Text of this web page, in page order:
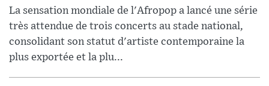
La sensation mondiale de l'Afropop a lancé une série
très attendue de trois concerts au stade national,
consolidant son statut d'artiste contemporaine la
plus exportée et la plu...